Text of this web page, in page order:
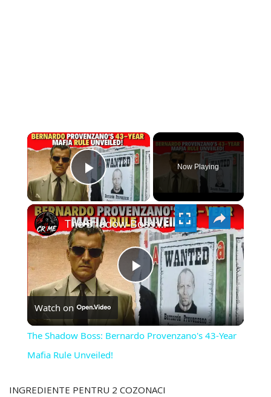
×
PLAY
VIDEO
Now Playing
×
PLAY
VIDEO
The Shadow Boss: Bernardo Provenzano's 43-Year Mafia Rule Unveiled!
Watch on
The Shadow Boss: Bernardo Provenzano's 43-Year
Mafia Rule Unveiled!
INGREDIENTE PENTRU 2 COZONACI